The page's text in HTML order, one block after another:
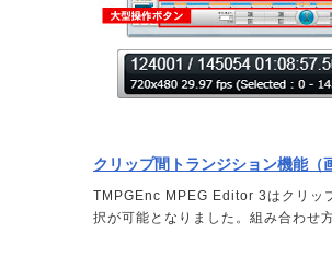
クリップ間トランジション機能
TMPGEnc MPEG Editor 3はクリッ
択が可能となりました。組み合わせ